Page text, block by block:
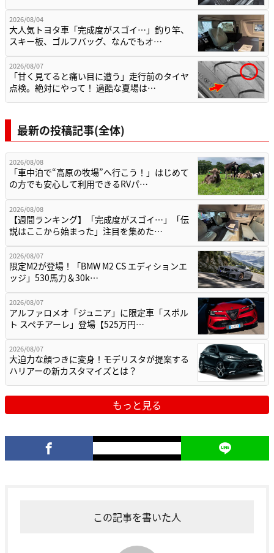
2026/08/04
大人気トヨタ車「完成度がスゴイ…」釣り竿、
スキー板、ゴルフバッグ、なんでもオ…
2026/08/07
「甘く見てると痛い目に遭う」走行前のタイヤ
点検。絶対にやって！ 過酷な夏場は…
最新の投稿記事(全体)
2026/08/08
「車中泊で“高原の牧場”へ行こう！」はじめて
の方でも安心して利用できるRVパ…
2026/08/08
【週間ランキング】「完成度がスゴイ…」「伝
説はここから始まった」注目を集めた…
2026/08/07
限定M2が登場！「BMW M2 CS エディションエ
ッジ」530馬力＆30k…
2026/08/07
アルファロメオ「ジュニア」に限定車「スポル
ト スペチアーレ」登場【525万円…
2026/08/07
大迫力な顔つきに変身！モデリスタが提案する
ハリアーの新カスタマイズとは？
もっと見る
この記事を書いた人